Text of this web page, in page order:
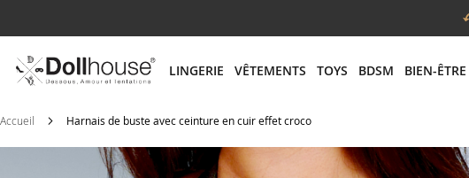
LINGERIE VÊTEMENTS TOYS BDSM BIEN-ÊTRE
# ENTREZ AU MOINS 3 CARACTÈRES POUR LANCER LA RECHERCHE
Accueil Harnais de buste avec ceinture en cuir effet croco